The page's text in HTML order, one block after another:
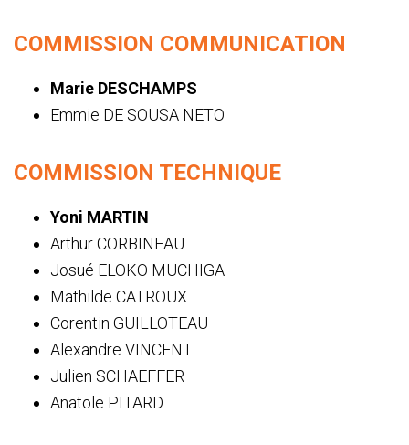
COMMISSION COMMUNICATION
Marie DESCHAMPS
Emmie DE SOUSA NETO
COMMISSION TECHNIQUE
Yoni MARTIN
Arthur CORBINEAU
Josué ELOKO MUCHIGA
Mathilde CATROUX
Corentin GUILLOTEAU
Alexandre VINCENT
Julien SCHAEFFER
Anatole PITARD